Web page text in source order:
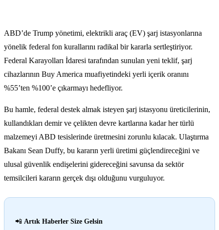
ABD’de Trump yönetimi, elektrikli araç (EV) şarj istasyonlarına
yönelik federal fon kurallarını radikal bir kararla sertleştiriyor.
Federal Karayolları İdaresi tarafından sunulan yeni teklif, şarj
cihazlarının Buy America muafiyetindeki yerli içerik oranını
%55’ten %100’e çıkarmayı hedefliyor.
Bu hamle, federal destek almak isteyen şarj istasyonu üreticilerinin,
kullandıkları demir ve çelikten devre kartlarına kadar her türlü
malzemeyi ABD tesislerinde üretmesini zorunlu kılacak. Ulaştırma
Bakanı Sean Duffy, bu kararın yerli üretimi güçlendireceğini ve
ulusal güvenlik endişelerini gidereceğini savunsa da sektör
temsilcileri kararın gerçek dışı olduğunu vurguluyor.
📲 Artık Haberler Size Gelsin